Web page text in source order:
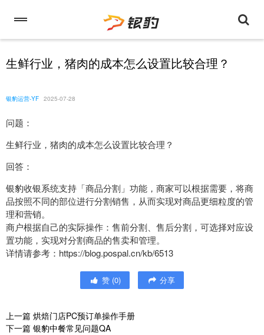
生鲜行业，猪肉的成本怎么设置比较合理？
银豹运营-YF 2025-07-28
问题：
生鲜行业，猪肉的成本怎么设置比较合理？
回答：
银豹收银系统支持「商品分割」功能，商家可以根据需要，将商
品按照不同的部位进行分割销售，从而实现对商品更细粒度的管
理和营销。
商户根据自己的实际操作：售前分割、售后分割，可选择对应设
置功能，实现对分割商品的售卖和管理。
详情请参考：https://blog.pospal.cn/kb/6513
赞 (0) 分享
上一篇 烘焙门店PC预订单操作手册
下一篇 银豹中餐常见问题QA